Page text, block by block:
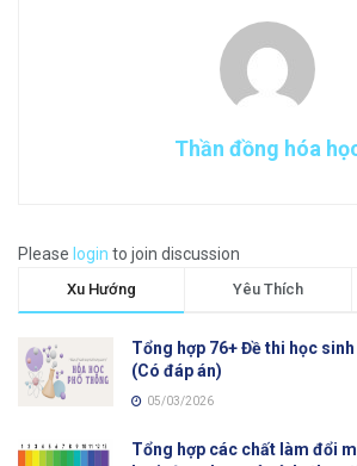
Thần đồng hóa
Please login to join discussion
Xu Hướng Yêu Thích
Tổng hợp 76+ Đề thi học
(Có đáp án)
05/03/2026
Tổng hợp các chất làm đổi